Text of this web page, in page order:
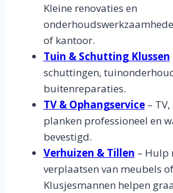
Kleine renovaties en
of kantoor.
Tuin & Schutting Klussen
schuttingen,
buitenreparaties.
TV & Ophangservice–
planken professioneel en
bevestigd.
Verhuizen & Tillen – Hulp
verplaatsen van meubels
Klusjesmannen helpen